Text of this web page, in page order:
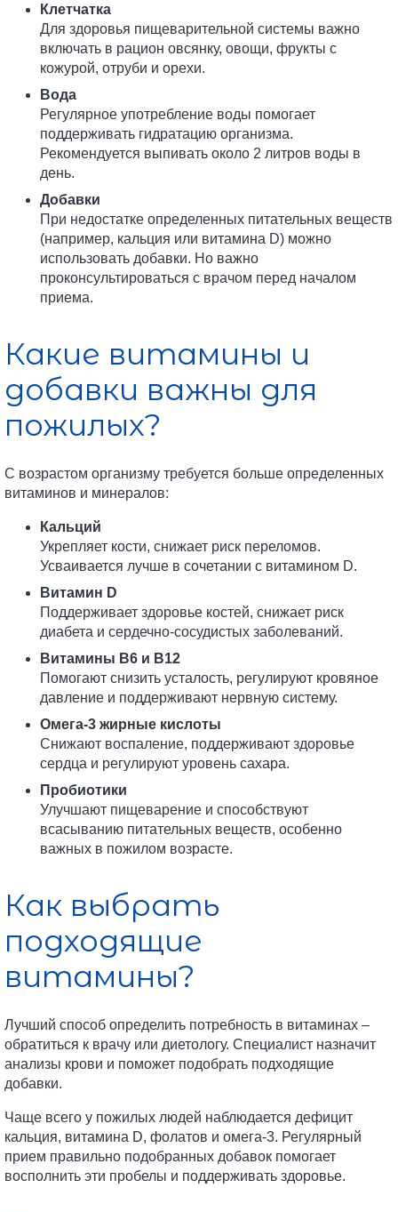
Клетчатка
Для здоровья пищеварительной системы важно
включать в рацион овсянку, овощи, фрукты с
кожурой, отруби и орехи.
Вода
Регулярное употребление воды помогает
поддерживать гидратацию организма.
Рекомендуется выпивать около 2 литров воды в
день.
Добавки
При недостатке определенных питательных веществ
(например, кальция или витамина D) можно
использовать добавки. Но важно
проконсультироваться с врачом перед началом
приема.
Какие витамины и
добавки важны для
пожилых?
С возрастом организму требуется больше определенных
витаминов и минералов:
Кальций
Укрепляет кости, снижает риск переломов.
Усваивается лучше в сочетании с витамином D.
Витамин D
Поддерживает здоровье костей, снижает риск
диабета и сердечно-сосудистых заболеваний.
Витамины B6 и B12
Помогают снизить усталость, регулируют кровяное
давление и поддерживают нервную систему.
Омега-3 жирные кислоты
Снижают воспаление, поддерживают здоровье
сердца и регулируют уровень сахара.
Пробиотики
Улучшают пищеварение и способствуют
всасыванию питательных веществ, особенно
важных в пожилом возрасте.
Как выбрать
подходящие
витамины?
Лучший способ определить потребность в витаминах –
обратиться к врачу или диетологу. Специалист назначит
анализы крови и поможет подобрать подходящие
добавки.
Чаще всего у пожилых людей наблюдается дефицит
кальция, витамина D, фолатов и омега-3. Регулярный
прием правильно подобранных добавок помогает
восполнить эти пробелы и поддерживать здоровье.